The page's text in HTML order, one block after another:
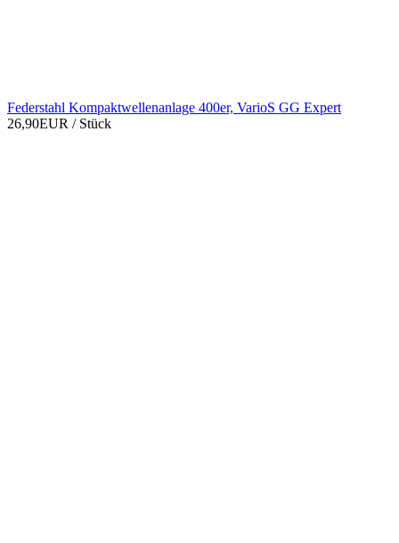
Federstahl Kompaktwellenanlage 400er, VarioS GG Expert
26,90EUR / Stück